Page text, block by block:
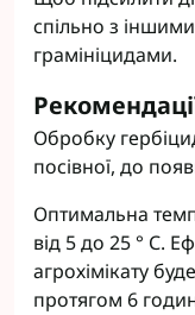
спільно з
грамініцидами.
Обробку
посівної, до
Оптимальна
від 5 до 25 ° С.
агрохімікату
протягом 6